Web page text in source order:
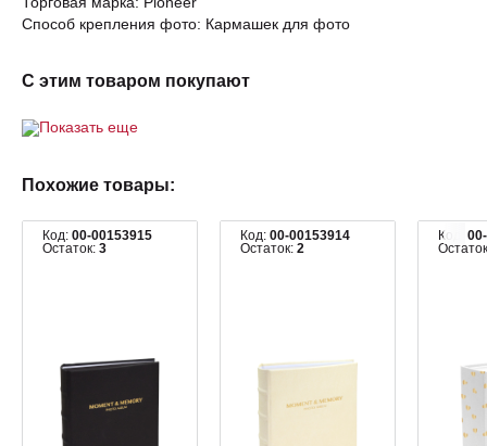
Способ крепления фото: Кармашек для фото
С этим товаром покупают
Показать еще
Похожие товары:
Код: 00-00153915
Остаток: 3
Код: 00-00153914
Остаток: 2
Код: